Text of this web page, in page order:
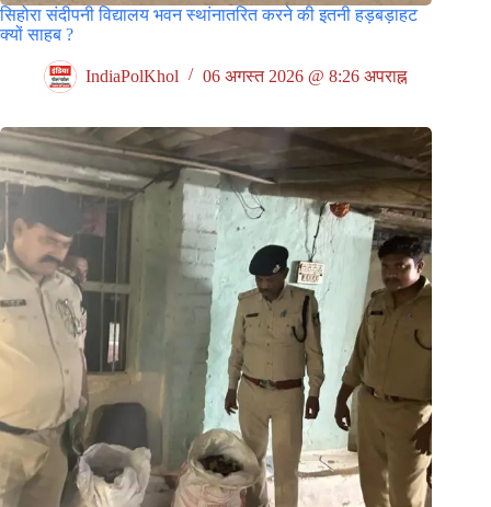
सिहोरा संदीपनी विद्यालय भवन स्थांनातरित करने की इतनी हड़बड़ाहट
क्यों साहब ?
IndiaPolKhol 06 अगस्त 2026 @ 8:26 अपराह्न